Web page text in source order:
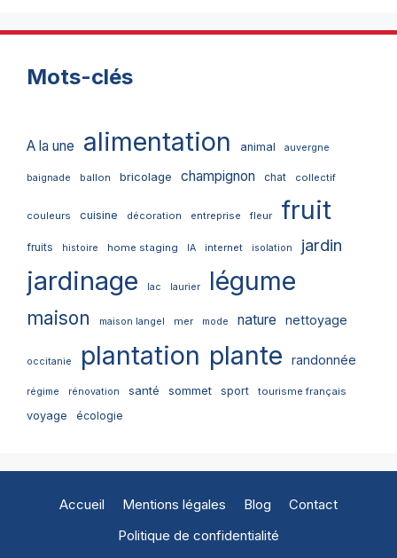
Mots-clés
A la une alimentation animal auvergne
baignade ballon bricolage champignon chat collectif
couleurs cuisine décoration entreprise fleur fruit
fruits histoire home staging IA internet isolation jardin
jardinage lac laurier légume
maison maison langel mer mode nature nettoyage
occitanie plantation plante randonnée
régime rénovation santé sommet sport tourisme français
voyage écologie
Accueil Mentions légales Blog
Contact
Politique de confidentialité